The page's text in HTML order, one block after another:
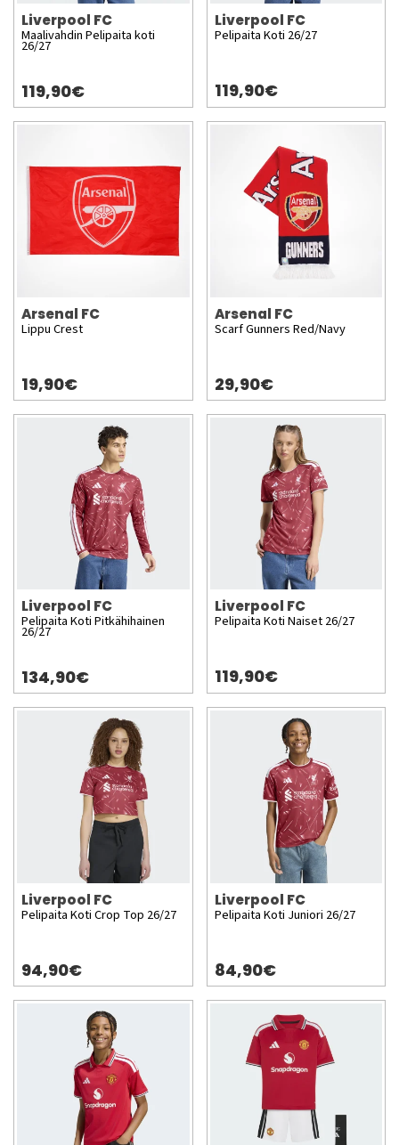
Liverpool FC
Maalivahdin Pelipaita koti
26/27
119,90€
Liverpool FC
Pelipaita Koti 26/27
119,90€
Arsenal FC
Lippu Crest
19,90€
Arsenal FC
Scarf Gunners Red/Navy
29,90€
Liverpool FC
Pelipaita Koti Pitkähihainen
26/27
134,90€
Liverpool FC
Pelipaita Koti Naiset 26/27
119,90€
Liverpool FC
Pelipaita Koti Crop Top 26/27
94,90€
Liverpool FC
Pelipaita Koti Juniori 26/27
84,90€